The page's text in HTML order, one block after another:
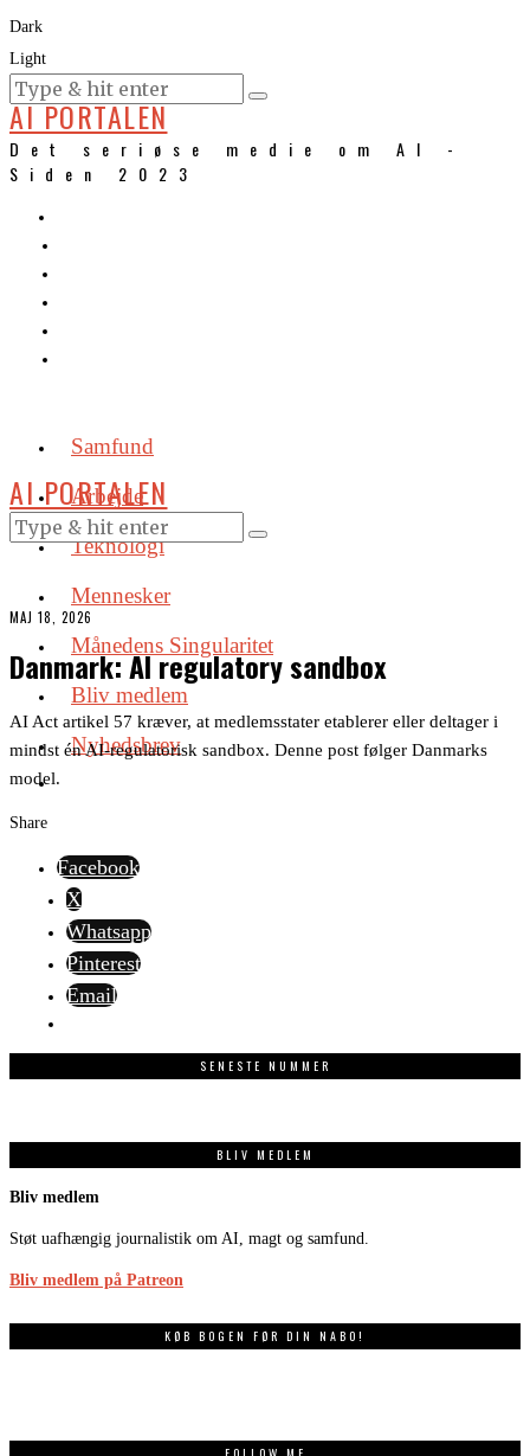
Dark
Light
KURSER
AI PORTALEN
Det seriøse medie om AI -
Siden 2023
Samfund
Arbejde
Teknologi
Mennesker
Månedens Singularitet
Bliv medlem
Nyhedsbrev
AI PORTALEN
MAJ 18, 2026
Danmark: AI regulatory sandbox
AI Act artikel 57 kræver, at medlemsstater etablerer eller deltager i
mindst én AI-regulatorisk sandbox. Denne post følger Danmarks
model.
Share
Facebook
X
Whatsapp
Pinterest
Email
SENESTE NUMMER
BLIV MEDLEM
Bliv medlem
Støt uafhængig journalistik om AI, magt og samfund.
Bliv medlem på Patreon
KØB BOGEN FØR DIN NABO!